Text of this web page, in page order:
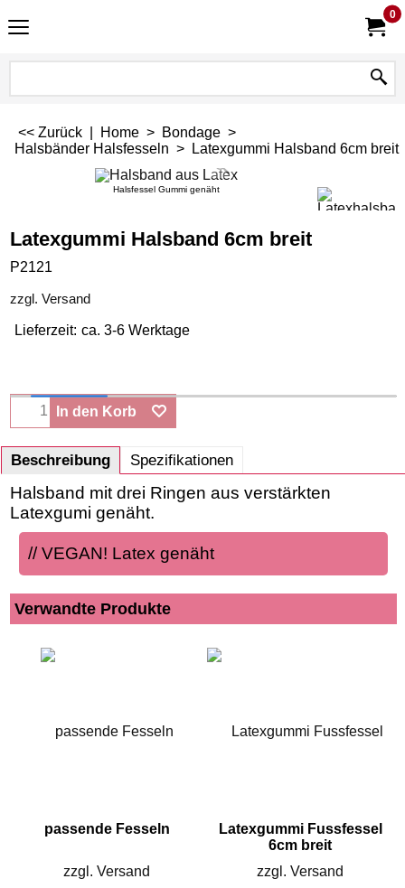
0
<< Zurück Home > Bondage >
Halsbänder Halsfesseln > Latexgummi Halsband 6cm breit
Halsfessel Gummi genäht
Latexgummi Halsband 6cm breit
P2121
zzgl. Versand
Lieferzeit: ca. 3-6 Werktage
In den Korb
Beschreibung Spezifikationen
Halsband mit drei Ringen aus verstärkten
Latexgumi genäht.
// VEGAN! Latex genäht
Verwandte Produkte
passende Fesseln
zzgl. Versand
Latexgummi Fussfessel
6cm breit
zzgl. Versand